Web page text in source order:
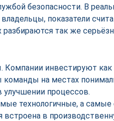
безопасности. В
показатели
так же
инвестируют как
на местах
улучшении процессов.
технологичные, а
встроена в